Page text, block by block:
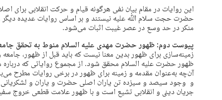
این روایات در مقام بیان نفی هرگونه قیام و حرکت انقلابی برای
حضرت حجت سلام ﷲ علیه نیستند و بر اساس روایات عدیده دیگر
منکر در حد وسع در عصر غیبت اثبات می‌شود.
پیوست دوم: ظهور حضرت مهدی علیه السلام منوط به تحقق
زمینه‌سازی برای ظهور بدین معنا نیست که باید قبل از ظهور،
ظهور حضرت علیه السلام محقق شود. از مجموع روایاتی که
آن‌چه به‌عنوان مقدمه و زمینه برای ظهور در برخی روایات مطرح
و وجود سیصد و سیزده تن یاران اصلی حضرت و یاران و
جریان دینی و انقلابی تشیع است و با ظهور علامت قطعی خروج